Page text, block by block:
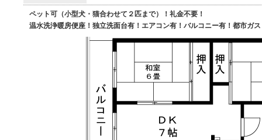
ペット可（小型犬・猫合わせて２匹まで）！礼金不要！
温水洗浄暖房便座！独立洗面台有！エアコン有！バルコニー有！都市ガ